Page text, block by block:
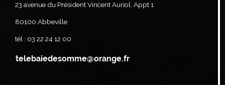
23 avenue du Président Vincent Auriol, Appt 1
80100 Abbeville
tél : 03 22 24 12 00